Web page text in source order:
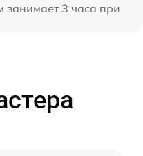
занимает 3 часа при